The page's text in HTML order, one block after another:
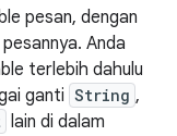
pesan, dengan
Anda
terlebih dahulu
ganti String ,
lain di dalam